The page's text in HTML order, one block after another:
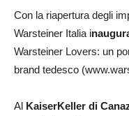
Con la riapertura degli
Warsteiner Italia i
Warsteiner Lovers: un
brand tedesco
Al KaiserKeller di